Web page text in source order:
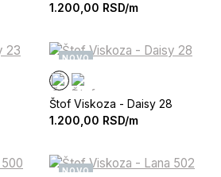
1.200,00 RSD/m
NOVO
Štof Viskoza - Daisy 28
1.200,00 RSD/m
NOVO